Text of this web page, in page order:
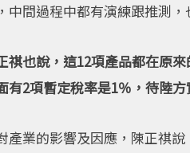
中間過程中都有演練跟推測
祺也說，這12項產品都在原
有2項暫定稅率是1％，待陸
產業的影響及因應，陳正祺